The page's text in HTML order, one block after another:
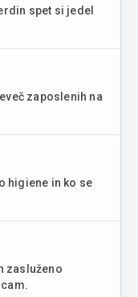
spet si jedel
zaposlenih na
higiene in ko se
zasluženo